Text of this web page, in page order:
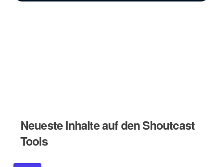
Neueste Inhalte auf den Shoutcast
Tools